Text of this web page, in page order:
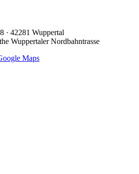
· 42281 Wuppertal
Wuppertaler Nordbahntrasse